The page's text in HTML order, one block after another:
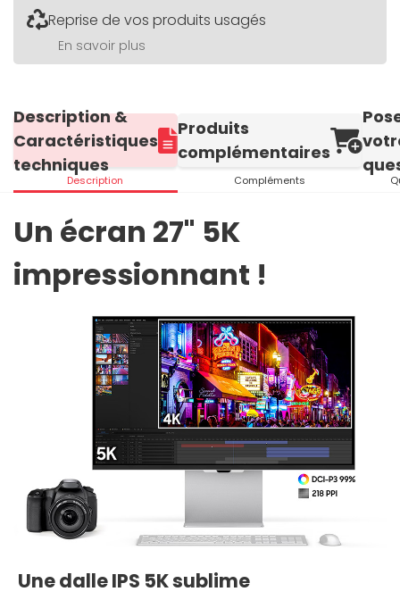
Reprise de vos produits usagés
En savoir plus
Description &
Caractéristiques
techniques
Description
Produits
complémentaires
Compléments
Un écran 27" 5K
impressionnant !
Une dalle IPS 5K sublime